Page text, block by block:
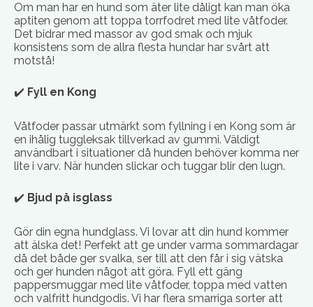
Om man har en hund som äter lite dåligt kan man öka
aptiten genom att toppa torrfodret med lite våtfoder.
Det bidrar med massor av god smak och mjuk
konsistens som de allra flesta hundar har svårt att
motstå!
✔️ Fyll en Kong
Våtfoder passar utmärkt som fyllning i en Kong som är
en ihålig tuggleksak tillverkad av gummi. Väldigt
användbart i situationer då hunden behöver komma ner
lite i varv. När hunden slickar och tuggar blir den lugn.
✔️ Bjud på isglass
Gör din egna hundglass. Vi lovar att din hund kommer
att älska det! Perfekt att ge under varma sommardagar
då det både ger svalka, ser till att den får i sig vätska
och ger hunden något att göra. Fyll ett gäng
pappersmuggar med lite våtfoder, toppa med vatten
och valfritt hundgodis. Vi har flera smarriga sorter att